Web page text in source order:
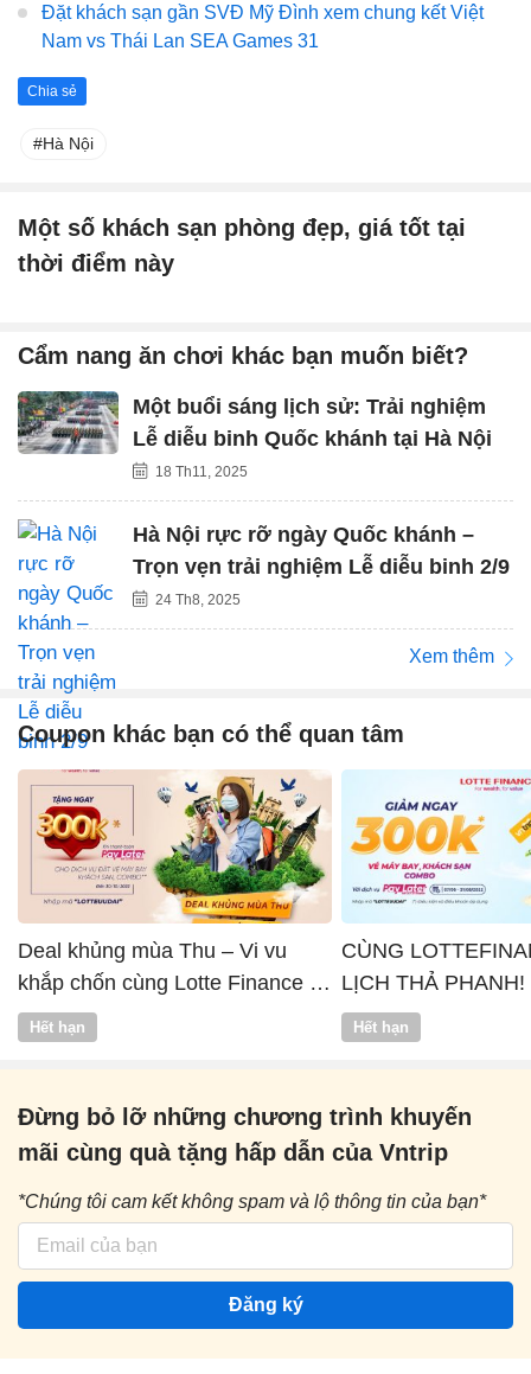
Đặt khách sạn gần SVĐ Mỹ Đình xem chung kết Việt
Nam vs Thái Lan SEA Games 31
Chia sẻ
Hà Nội
Một số khách sạn phòng đẹp, giá tốt tại
thời điểm này
Cẩm nang ăn chơi khác bạn muốn biết?
Một buổi sáng lịch sử: Trải nghiệm
Lễ diễu binh Quốc khánh tại Hà Nội
18 Th11, 2025
Hà Nội rực rỡ ngày Quốc khánh –
Trọn vẹn trải nghiệm Lễ diễu binh 2/9
24 Th8, 2025
Xem thêm
Coupon khác bạn có thể quan tâm
Deal khủng mùa Thu – Vi vu
khắp chốn cùng Lotte Finance x
Vntrip
Hết hạn
CÙNG
LỊCH THẢ PHANH!
Hết hạn
Đừng bỏ lỡ những chương trình khuyến
mãi cùng quà tặng hấp dẫn của Vntrip
*Chúng tôi cam kết không spam và lộ thông tin của bạn*
Đăng ký